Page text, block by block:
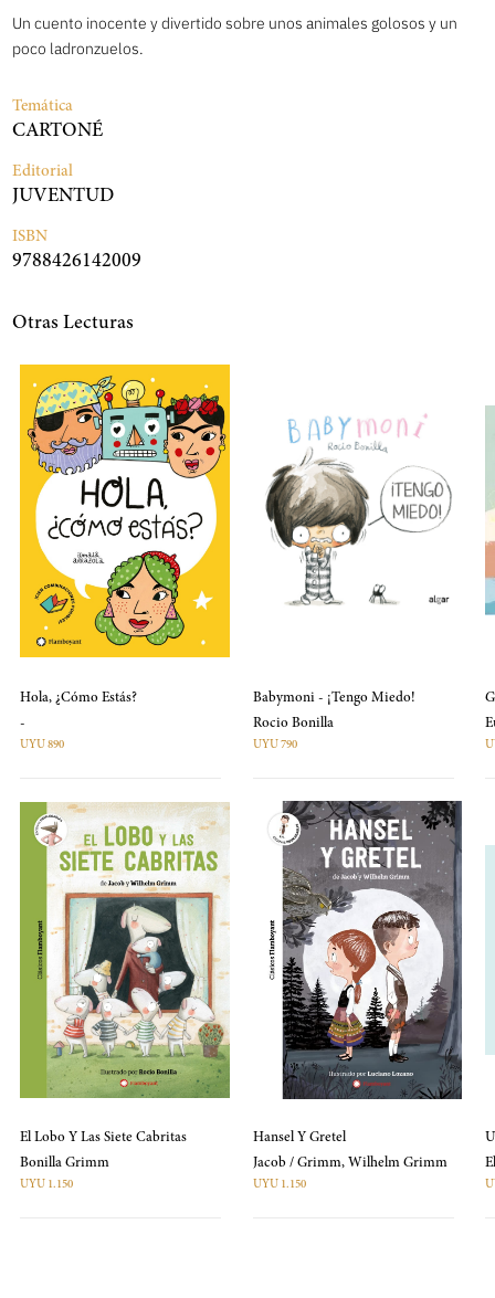
Un cuento inocente y divertido sobre unos animales golosos y un
poco ladronzuelos.
Temática
CARTONÉ
Editorial
JUVENTUD
ISBN
9788426142009
Otras Lecturas
Hola, ¿Cómo Estás?
-
UYU 890
Babymoni - ¡Tengo Miedo!
Rocio Bonilla
UYU 790
El Lobo Y Las Siete Cabritas
Bonilla Grimm
UYU 1.150
Hansel Y Gretel
Jacob / Grimm, Wilhelm Grimm
UYU 1.150